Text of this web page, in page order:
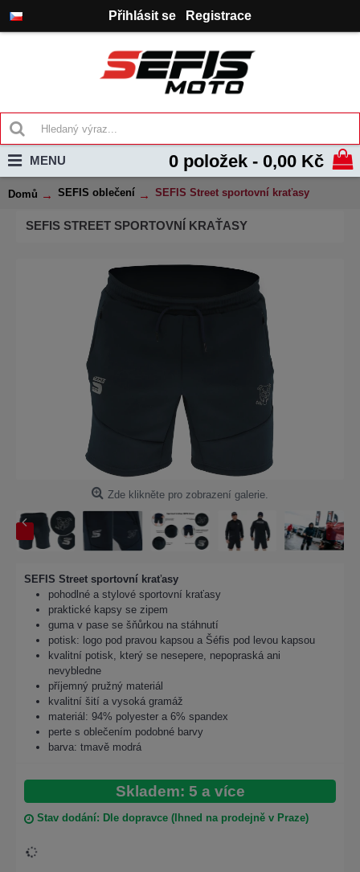
Přihlásit se Registrace
0 položek - 0,00 Kč
MENU
Domů SEFIS oblečení SEFIS Street sportovní kraťasy
SEFIS STREET SPORTOVNÍ KRAŤASY
Zde klikněte pro zobrazení galerie.
SEFIS Street sportovní kraťasy
pohodlné a stylové sportovní kraťasy
praktické kapsy se zipem
guma v pase se šňůrkou na stáhnutí
potisk: logo pod pravou kapsou a Šéfis pod levou kapsou
kvalitní potisk, který se nesepere, nepopraská ani
nevybledne
příjemný pružný materiál
kvalitní šití a vysoká gramáž
materiál: 94% polyester a 6% spandex
perte s oblečením podobné barvy
barva: tmavě modrá
Skladem: 5 a více
Stav dodání: Dle dopravce (Ihned na prodejně v Praze)